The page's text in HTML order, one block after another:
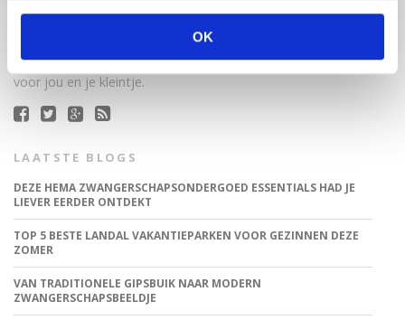
OK
jonge moeders. Een online ontmoetingsplek vol
inspirerende blogs en handige artikelen op het gebied van
zwangerschap, moederschap, babyproducten, lifestyle en
fashion. Babystraatje.nl, het leukste online (winkel)straatje
voor jou en je kleintje.
LAATSTE BLOGS
DEZE HEMA ZWANGERSCHAPSONDERGOED ESSENTIALS HAD JE
LIEVER EERDER ONTDEKT
TOP 5 BESTE LANDAL VAKANTIEPARKEN VOOR GEZINNEN DEZE
ZOMER
VAN TRADITIONELE GIPSBUIK NAAR MODERN
ZWANGERSCHAPSBEELDJE